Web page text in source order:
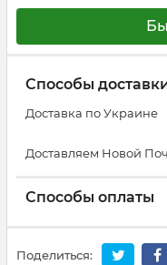
Способы
Доставка по Украине
Доставляем Новой
Способы оплаты
Поделиться: